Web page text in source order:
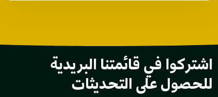
اشتركوا في قائمتنا البريدية
للحصول على التحديثات